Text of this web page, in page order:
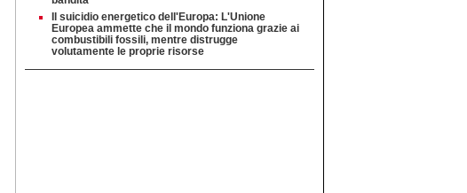
Il suicidio energetico dell'Europa: L'Unione
Europea ammette che il mondo funziona grazie ai
combustibili fossili, mentre distrugge
volutamente le proprie risorse